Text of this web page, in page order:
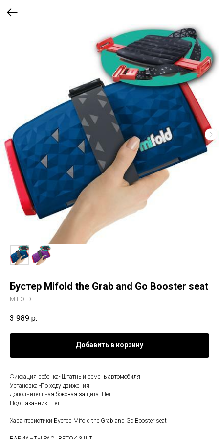
Бустер Mifold the Grab and Go Booster seat
MIFOLD
3 989 р.
Добавить в корзину
Фиксация ребенка- Штатный ремень автомобиля
Установка -По ходу движения
Дополнительная боковая защита- Нет
Подстаканник- Нет
Характеристики Бустер Mifold the Grab and Go Booster seat